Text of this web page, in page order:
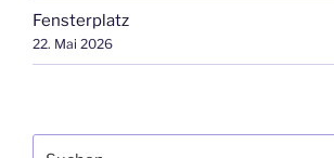
Fensterplatz
22. Mai 2026